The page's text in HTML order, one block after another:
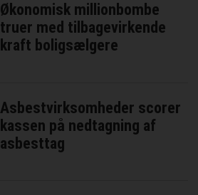
Økonomisk millionbombe
truer med tilbagevirkende
kraft boligsælgere
Asbestvirksomheder scorer
kassen på nedtagning af
asbesttag